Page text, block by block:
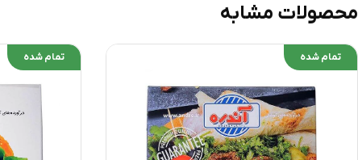
محصولات مشابه
تمام شده تمام شده